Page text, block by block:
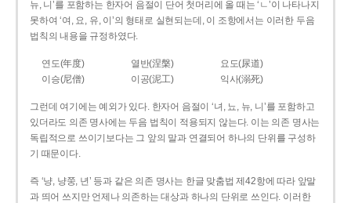
뉴, 니’를 포함하는 한자어 음절이 단어 첫머리에 올 때는 ‘ㄴ’이 나타나지
못하여 ‘여, 요, 유, 이’의 형태로 실현되는데, 이 조항에서는 이러한 두음
법칙의 내용을 규정하였다.
연도(年度) 열반(涅槃)
요도(尿道)
이승(尼僧)
이공(泥工) 익사(溺死)
그런데 여기에는 예외가 있다. 한자어 음절이 ‘녀, 뇨, 뉴, 니’를 포함하고
있더라도 의존 명사에는 두음 법칙이 적용되지 않는다. 이는 의존 명사는
독립적으로 쓰이기보다는 그 앞의 말과 연결되어 하나의 단위를 구성하
기 때문이다.
즉 ‘냥, 냥쭝, 년’ 등과 같은 의존 명사는 한글 맞춤법 제42항에 따라 앞말
과 띄어 쓰지만 언제나 의존하는 대상과 하나의 단위로 쓰인다. 이러한